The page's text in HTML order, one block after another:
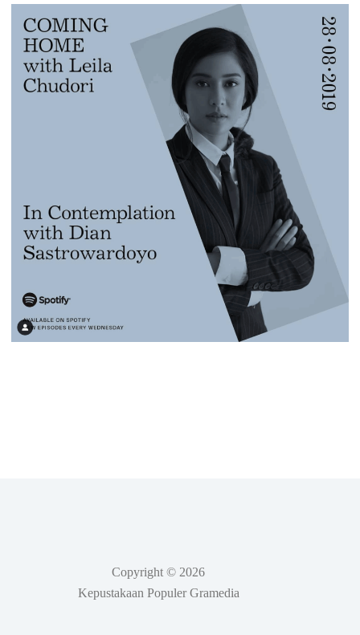
Copyright © 2026
Kepustakaan Populer Gramedia